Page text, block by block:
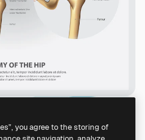
you agree to the storing of